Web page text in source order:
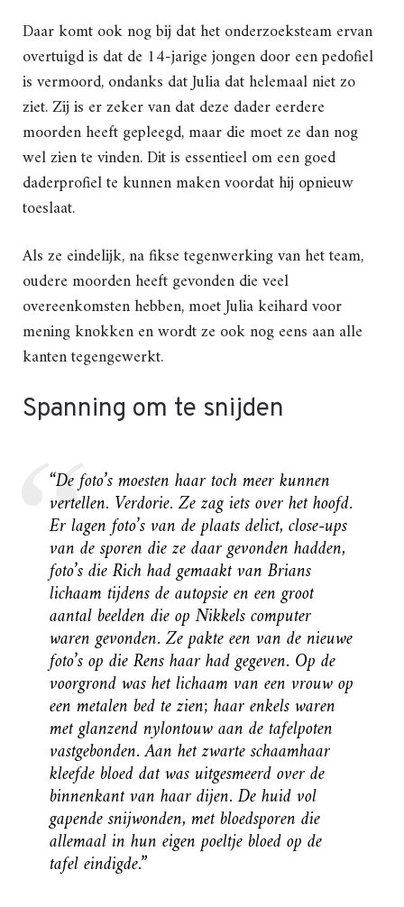
Daar komt ook nog bij dat het onderzoeksteam ervan
overtuigd is dat de 14-jarige jongen door een pedofiel
is vermoord, ondanks dat Julia dat helemaal niet zo
ziet. Zij is er zeker van dat deze dader eerdere
moorden heeft gepleegd, maar die moet ze dan nog
wel zien te vinden. Dit is essentieel om een goed
daderprofiel te kunnen maken voordat hij opnieuw
toeslaat.
Als ze eindelijk, na fikse tegenwerking van het team,
oudere moorden heeft gevonden die veel
overeenkomsten hebben, moet Julia keihard voor
mening knokken en wordt ze ook nog eens aan alle
kanten tegengewerkt.
Spanning om te snijden
“De foto’s moesten haar toch meer kunnen
vertellen. Verdorie. Ze zag iets over het hoofd.
Er lagen foto’s van de plaats delict, close-ups
van de sporen die ze daar gevonden hadden,
foto’s die Rich had gemaakt van Brians
lichaam tijdens de autopsie en een groot
aantal beelden die op Nikkels computer
waren gevonden. Ze pakte een van de nieuwe
foto’s op die Rens haar had gegeven. Op de
voorgrond was het lichaam van een vrouw op
een metalen bed te zien; haar enkels waren
met glanzend nylontouw aan de tafelpoten
vastgebonden. Aan het zwarte schaamhaar
kleefde bloed dat was uitgesmeerd over de
binnenkant van haar dijen. De huid vol
gapende snijwonden, met bloedsporen die
allemaal in hun eigen poeltje bloed op de
tafel eindigde.”